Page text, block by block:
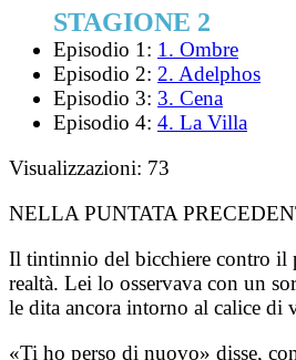
STAGIONE 2
Episodio 1: 1. Ombre
Episodio 2: 2. Adelphos
Episodio 3: 3. Cena
Episodio 4: 4. La Villa
Visualizzazioni: 73
NELLA PUNTATA
Il tintinnio del bicchiere contro il
realtà. Lei lo osservava con un
le dita ancora intorno al calice di
«Ti ho perso di nuovo» disse,